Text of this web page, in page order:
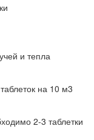
и тепла
на 10 м3
2-3 таблетки